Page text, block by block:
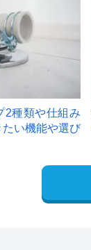
2種類や仕組み
い機能や選び